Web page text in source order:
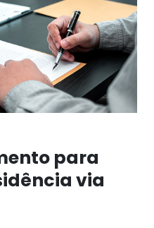
para
via